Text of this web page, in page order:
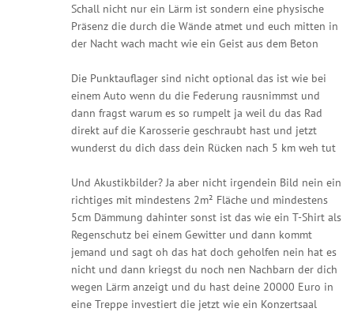
Schall nicht nur ein Lärm ist sondern eine physische
Präsenz die durch die Wände atmet und euch mitten in
der Nacht wach macht wie ein Geist aus dem Beton
Die Punktauflager sind nicht optional das ist wie bei
einem Auto wenn du die Federung rausnimmst und
dann fragst warum es so rumpelt ja weil du das Rad
direkt auf die Karosserie geschraubt hast und jetzt
wunderst du dich dass dein Rücken nach 5 km weh tut
Und Akustikbilder? Ja aber nicht irgendein Bild nein ein
richtiges mit mindestens 2m² Fläche und mindestens
5cm Dämmung dahinter sonst ist das wie ein T-Shirt als
Regenschutz bei einem Gewitter und dann kommt
jemand und sagt oh das hat doch geholfen nein hat es
nicht und dann kriegst du noch nen Nachbarn der dich
wegen Lärm anzeigt und du hast deine 20000 Euro in
eine Treppe investiert die jetzt wie ein Konzertsaal